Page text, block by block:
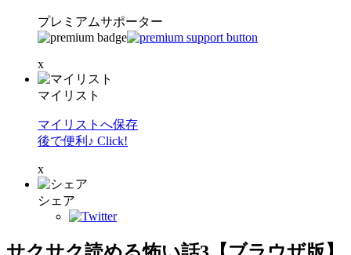
プレミアムサポーター
x
マイリスト
マイリストへ保存
後で便利♪ Click!
x
シェア